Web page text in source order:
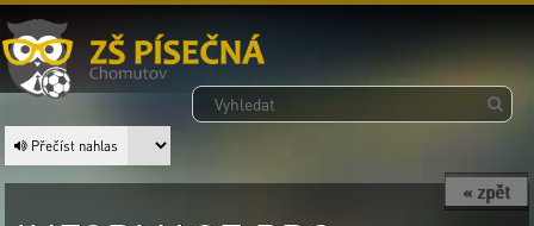
Přečíst nahlas
« zpět